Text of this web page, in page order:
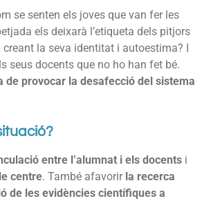
se senten els joves que van fer les
els deixarà l’etiqueta dels pitjors
la seva identitat i autoestima? I
seus docents que no ho han fet bé.
de provocar la desafecció del sistema
entre l’alumnat i els docents i
centre. També afavorir la recerca
de les evidències científiques a